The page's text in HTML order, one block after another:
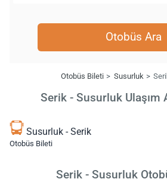
Otobüs Ara
Otobüs Bileti Susurluk
Serik - Susurluk Ulaşım
Susurluk - Serik
Otobüs Bileti
Serik - Susurluk